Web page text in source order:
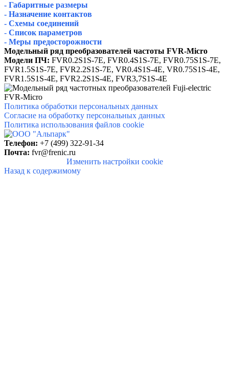
- Габаритные размеры
- Назначение контактов
- Схемы соединений
- Список параметров
- Меры предосторожности
Модельный ряд преобразователей частоты FVR-Micro
Модели ПЧ: FVR0.2S1S-7E, FVR0.4S1S-7E, FVR0.75S1S-7E,
FVR1.5S1S-7E, FVR2.2S1S-7E, VR0.4S1S-4E, VR0.75S1S-4E,
FVR1.5S1S-4E, FVR2.2S1S-4E, FVR3,7S1S-4E
Политика обработки персональных данных
Согласие на обработку персональных данных
Политика использования файлов cookie
Телефон: +7 (499) 322-91-34
Почта: fvr@frenic.ru
Изменить настройки cookie
Назад к содержимому